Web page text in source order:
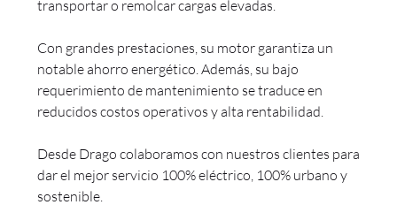
transportar o remolcar cargas elevadas.
Con grandes prestaciones, su motor garantiza un
notable ahorro energético. Además, su bajo
requerimiento de mantenimiento se traduce en
reducidos costos operativos y alta rentabilidad.
Desde Drago colaboramos con nuestros clientes para
dar el mejor servicio 100% eléctrico, 100% urbano y
sostenible.